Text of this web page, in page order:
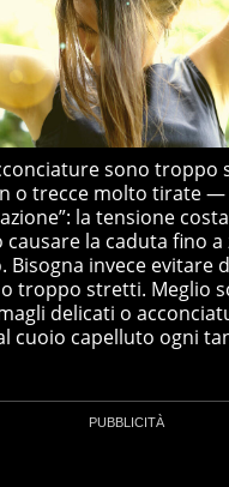
sono
o trecce molto tirate —
la tensione
la caduta fino a
Bisogna invece evitare
troppo stretti. Meglio
delicati o
cuoio capelluto ogni